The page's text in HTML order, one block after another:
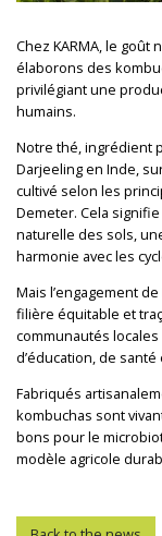
Chez KARMA, le goût
élaborons des
privilégiant une
humains.
Notre thé, ingrédient
Darjeeling en Inde,
cultivé selon les
Demeter. Cela
naturelle des sols,
harmonie avec les
Mais l’engagement
filière équitable et
communautés
d’éducation, de
Fabriqués
kombuchas sont
bons pour le
modèle agricole